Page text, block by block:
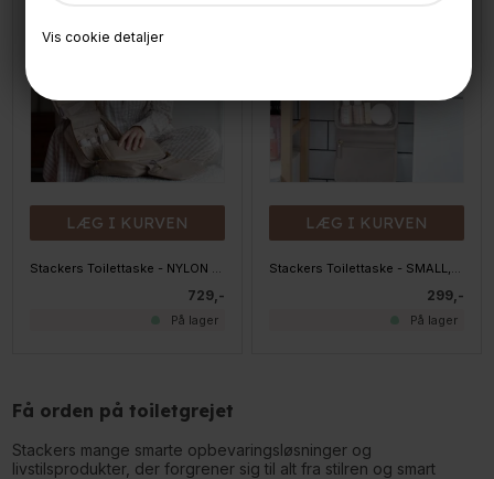
Vis cookie detaljer
LÆG I KURVEN
729,-
På lager
LÆG I KURVEN
299,-
På lager
Få orden på toiletgrejet
Stackers mange smarte opbevaringsløsninger og
livstilsprodukter, der forgrener sig til alt fra stilren og smart